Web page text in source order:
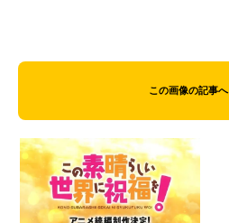
この画像の記事へ